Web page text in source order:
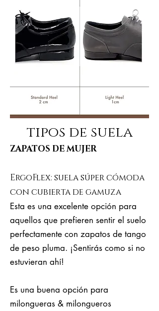
tipos de suela
ZAPATOS DE MUJER
ErgoFlex: suela súper cómoda
con cubierta de gamuza
Esta es una excelente opción para
aquellos que prefieren sentir el suelo
perfectamente con zapatos de tango
de peso pluma. ¡Sentirás como si no
estuvieran ahí!
Es una buena opción para
milongueras & milongueros